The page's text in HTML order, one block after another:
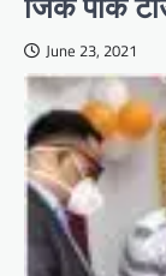
June 23, 2021